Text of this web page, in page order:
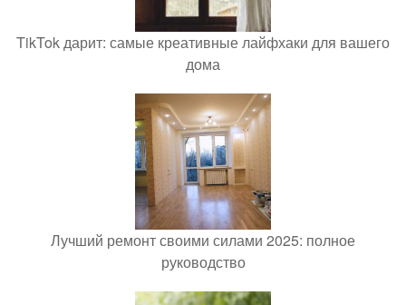
TikTok дарит: самые креативные лайфхаки для вашего
дома
Лучший ремонт своими силами 2025: полное
руководство